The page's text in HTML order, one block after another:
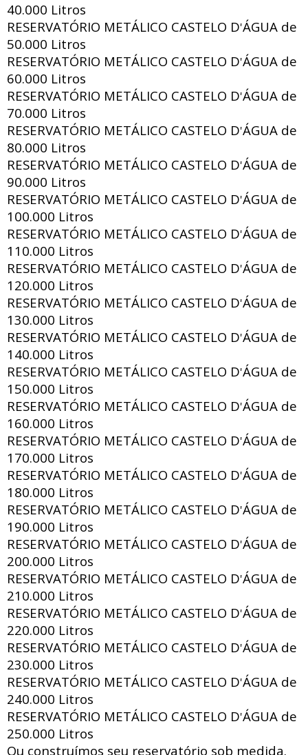
40.000 Litros
RESERVATÓRIO METÁLICO CASTELO D'ÁGUA de
50.000 Litros
RESERVATÓRIO METÁLICO CASTELO D'ÁGUA de
60.000 Litros
RESERVATÓRIO METÁLICO CASTELO D'ÁGUA de
70.000 Litros
RESERVATÓRIO METÁLICO CASTELO D'ÁGUA de
80.000 Litros
RESERVATÓRIO METÁLICO CASTELO D'ÁGUA de
90.000 Litros
RESERVATÓRIO METÁLICO CASTELO D'ÁGUA de
100.000 Litros
RESERVATÓRIO METÁLICO CASTELO D'ÁGUA de
110.000 Litros
RESERVATÓRIO METÁLICO CASTELO D'ÁGUA de
120.000 Litros
RESERVATÓRIO METÁLICO CASTELO D'ÁGUA de
130.000 Litros
RESERVATÓRIO METÁLICO CASTELO D'ÁGUA de
140.000 Litros
RESERVATÓRIO METÁLICO CASTELO D'ÁGUA de
150.000 Litros
RESERVATÓRIO METÁLICO CASTELO D'ÁGUA de
160.000 Litros
RESERVATÓRIO METÁLICO CASTELO D'ÁGUA de
170.000 Litros
RESERVATÓRIO METÁLICO CASTELO D'ÁGUA de
180.000 Litros
RESERVATÓRIO METÁLICO CASTELO D'ÁGUA de
190.000 Litros
RESERVATÓRIO METÁLICO CASTELO D'ÁGUA de
200.000 Litros
RESERVATÓRIO METÁLICO CASTELO D'ÁGUA de
210.000 Litros
RESERVATÓRIO METÁLICO CASTELO D'ÁGUA de
220.000 Litros
RESERVATÓRIO METÁLICO CASTELO D'ÁGUA de
230.000 Litros
RESERVATÓRIO METÁLICO CASTELO D'ÁGUA de
240.000 Litros
RESERVATÓRIO METÁLICO CASTELO D'ÁGUA de
250.000 Litros
Ou construímos seu reservatório sob medida.